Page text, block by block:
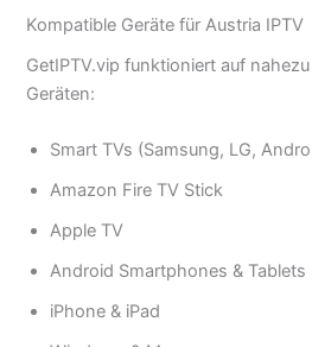
Kompatible Geräte für Austria IPTV
GetIPTV.vip funktioniert auf
Geräten:
Smart TVs (Samsung, LG,
Amazon Fire TV Stick
Apple TV
Android Smartphones & Tablets
iPhone & iPad